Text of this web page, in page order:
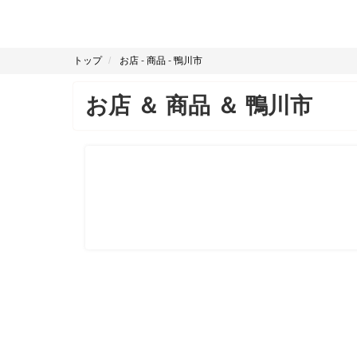
トップ お店 - 商品 - 鴨川市
お店 ＆ 商品 ＆ 鴨川市